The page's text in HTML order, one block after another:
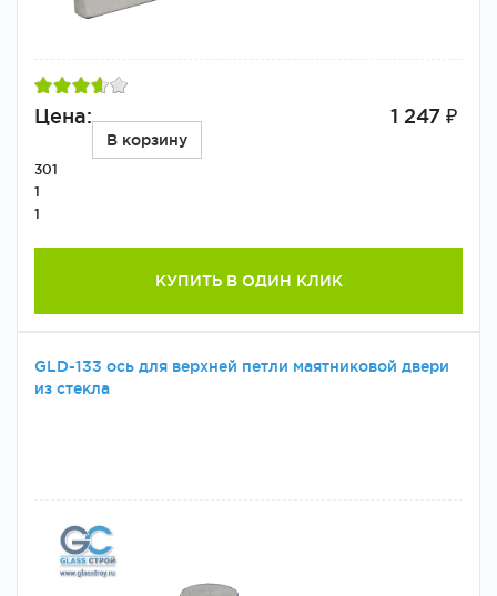
Цена: 1 247 ₽
В корзину
301
1
1
КУПИТЬ В ОДИН КЛИК
GLD-133 ось для верхней петли маятниковой двери
из стекла